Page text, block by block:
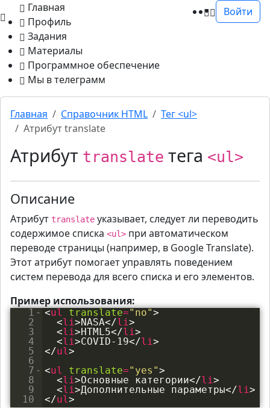
Войти
Главная
Профиль
Задания
Материалы
Программное обеспечение
Мы в телеграмм
Главная Cправочник HTML
Тег <ul>
Атрибут translate
Атрибут translate тега <ul>
Описание
Атрибут translate указывает, следует ли переводить
содержимое списка <ul> при автоматическом
переводе страницы (например, в Google Translate).
Этот атрибут помогает управлять поведением
систем перевода для всего списка и его элементов.
Пример использования:
1
2
3
4
5
6
7
8
9
10
<ul translate="no">
<li>NASA</li>
<li>HTML5</li>
<li>COVID-19</li>
</ul>
<ul translate="yes">
<li>Основные категории</li>
<li>Дополнительные параметры</li>
</ul>